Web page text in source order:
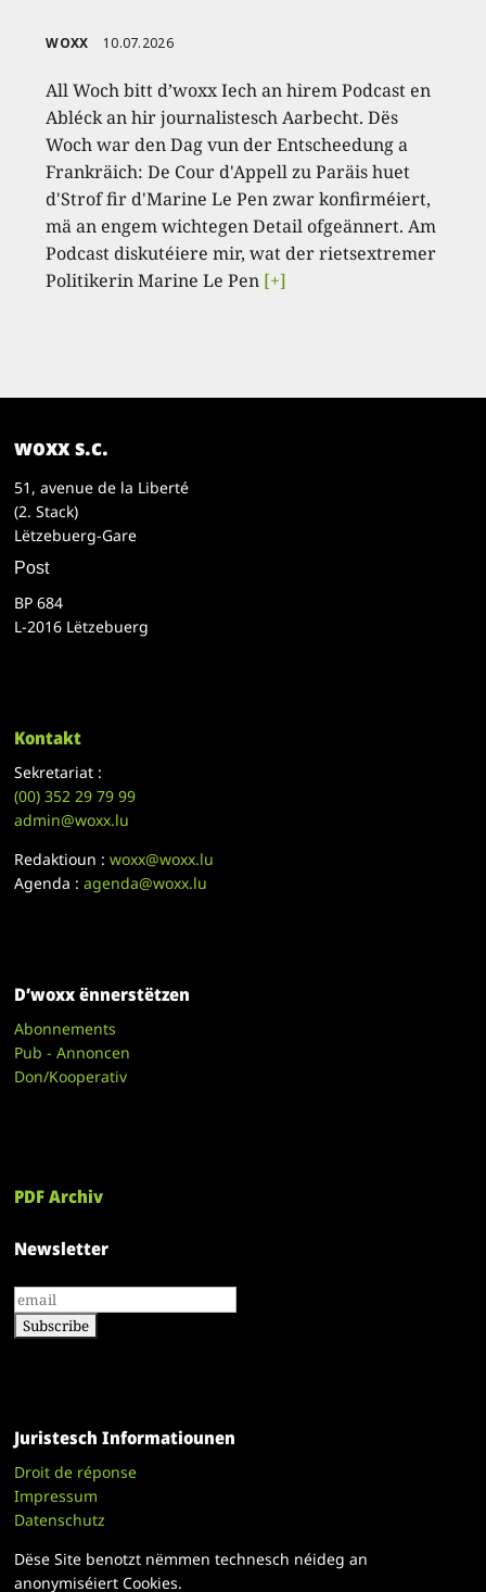
WOXX 10.07.2026
All Woch bitt d’woxx Iech an hirem Podcast en
Abléck an hir journalistesch Aarbecht. Dës
Woch war den Dag vun der Entscheedung a
Frankräich: De Cour d'Appell zu Paräis huet
d'Strof fir d'Marine Le Pen zwar konfirméiert,
mä an engem wichtegen Detail ofgeännert. Am
Podcast diskutéiere mir, wat der rietsextremer
Politikerin Marine Le Pen [+]
woxx s.c.
51, avenue de la Liberté
(2. Stack)
Lëtzebuerg-Gare
Post
BP 684
L-2016 Lëtzebuerg
Kontakt
Sekretariat :
(00)352 29 79 99
admin@woxx.lu
Redaktioun :woxx@woxx.lu
Agenda :agenda@woxx.lu
D’woxx ënnerstëtzen
Abonnements
Pub - Annoncen
Don/Kooperativ
PDF Archiv
Newsletter
Juristesch Informatiounen
Droit de réponse
Impressum
Datenschutz
Dëse Site benotzt nëmmen technesch néideg an
anonymiséiert Cookies.